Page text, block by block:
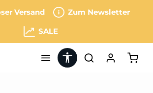
springen
Versand Zum Newsletter
SALE
Werkzeugleiste anzeigen